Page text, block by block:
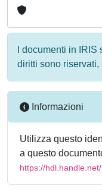
I documenti in
diritti sono
Informazioni
Utilizza questo
a questo
https://